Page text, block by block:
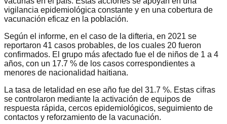
vigilancia epidemiológica constante y en una cobertura de
vacunación eficaz en la población.
Según el informe, en el caso de la difteria, en 2021 se
reportaron 41 casos probables, de los cuales 20 fueron
confirmados. El grupo más afectado fue el de niños de 1 a 4
años, con un 17.7 % de los casos correspondientes a
menores de nacionalidad haitiana.
La tasa de letalidad en ese año fue del 31.7 %. Estas cifras
se controlaron mediante la activación de equipos de
respuesta rápida, cercos epidemiológicos, seguimiento de
contactos y reforzamiento de la vacunación.